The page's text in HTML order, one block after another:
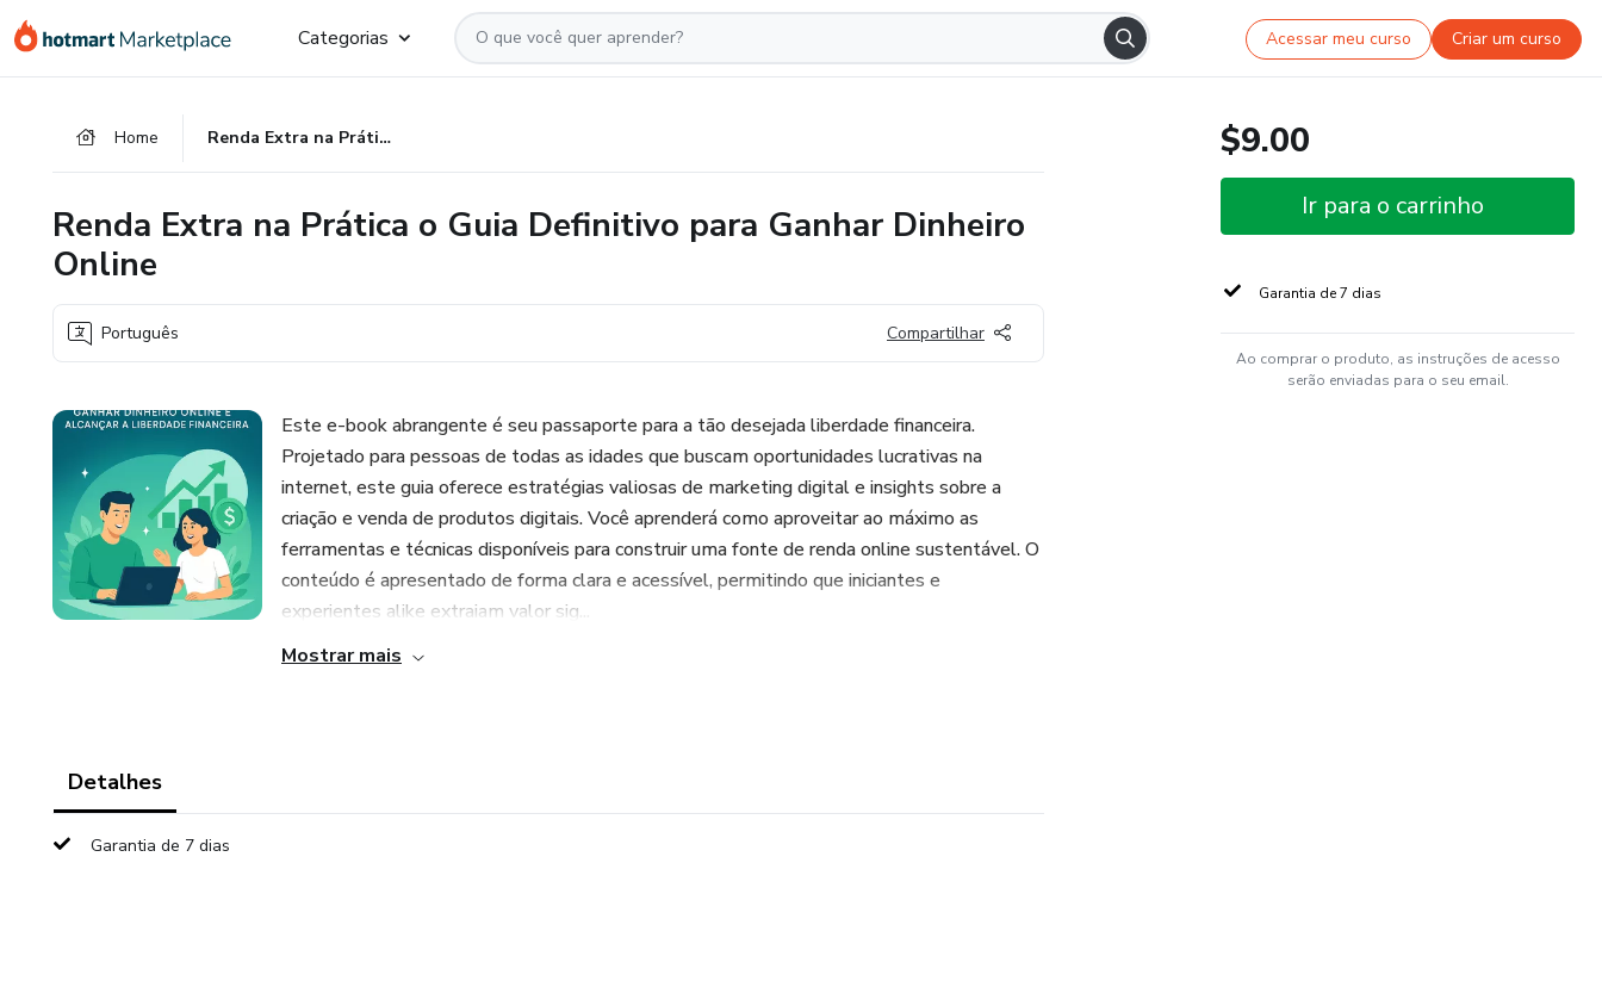
para
para
para
Categorias Acessar meu curso Criar um curso
Home Renda Extra na Prática o Guia Definitivo para Ganhar Dinheiro Online
Renda Extra na Prática o Guia Definitivo para Ganhar Dinheiro
Online
Português Compartilhar
Este e-book abrangente é seu passaporte para a tão desejada liberdade financeira.
Projetado para pessoas de todas as idades que buscam oportunidades lucrativas na
internet, este guia oferece estratégias valiosas de marketing digital e insights sobre a
criação e venda de produtos digitais. Você aprenderá como aproveitar ao máximo as
ferramentas e técnicas disponíveis para construir uma fonte de renda online sustentável. O
conteúdo é apresentado de forma clara e acessível, permitindo que iniciantes e
experientes alike extraiam valor sig...
Mostrar mais
Detalhes
Garantia de 7 dias
$9.00
Ir para o carrinho
Garantia de 7 dias
Ao comprar o produto, as instruções de acesso
serão enviadas para o seu email.